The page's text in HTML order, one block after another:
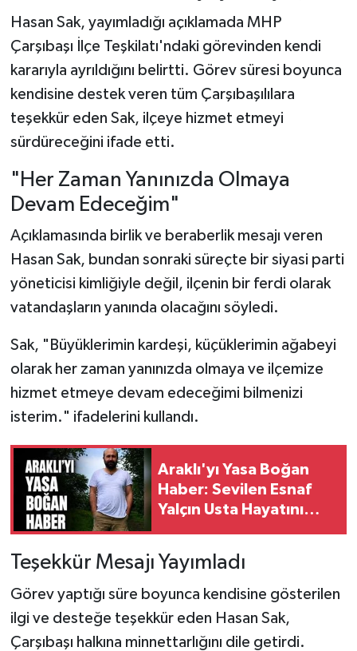
Hasan Sak, yayımladığı açıklamada MHP
Çarşıbaşı İlçe Teşkilatı'ndaki görevinden kendi
kararıyla ayrıldığını belirtti. Görev süresi boyunca
kendisine destek veren tüm Çarşıbaşılılara
teşekkür eden Sak, ilçeye hizmet etmeyi
sürdüreceğini ifade etti.
"Her Zaman Yanınızda Olmaya
Devam Edeceğim"
Açıklamasında birlik ve beraberlik mesajı veren
Hasan Sak, bundan sonraki süreçte bir siyasi parti
yöneticisi kimliğiyle değil, ilçenin bir ferdi olarak
vatandaşların yanında olacağını söyledi.
Sak, "Büyüklerimin kardeşi, küçüklerimin ağabeyi
olarak her zaman yanınızda olmaya ve ilçemize
hizmet etmeye devam edeceğimi bilmenizi
isterim." ifadelerini kullandı.
Araklı'yı Yasa Boğan
Haber: Sevilen Esnaf
Yalçın Usta Hayatını
Teşekkür Mesajı Yayımladı
Görev yaptığı süre boyunca kendisine gösterilen
ilgi ve desteğe teşekkür eden Hasan Sak,
Çarşıbaşı halkına minnettarlığını dile getirdi.